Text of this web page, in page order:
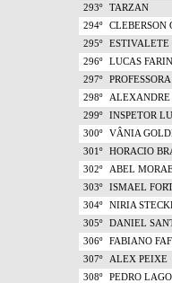
293º
TARZAN
294º
CLEBERSON
295º
ESTIVALETE
296º
LUCAS
297º
298º
ALEXANDRE
299º
INSPETOR
300º
VÂNIA
301º
HORACIO
302º
ABEL
303º
ISMAEL
304º
NIRIA
305º
DANIEL
306º
FABIANO
307º
ALEX PEIXE
308º
PEDRO